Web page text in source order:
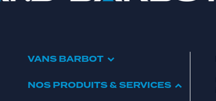
VANS BARBOT
NOS PRODUITS & SERVICES